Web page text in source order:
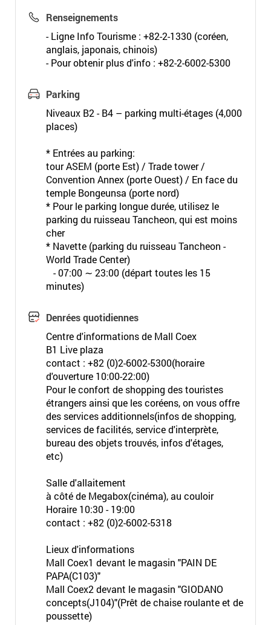
Renseignements
- Ligne Info Tourisme : +82-2-1330 (coréen,
anglais, japonais, chinois)
- Pour obtenir plus d'info : +82-2-6002-5300
Parking
Niveaux B2 - B4 – parking multi-étages (4,000
places)
* Entrées au parking:
tour ASEM (porte Est) / Trade tower /
Convention Annex (porte Ouest) / En face du
temple Bongeunsa (porte nord)
* Pour le parking longue durée, utilisez le
parking du ruisseau Tancheon, qui est moins
cher
* Navette (parking du ruisseau Tancheon -
World Trade Center)
- 07:00 ∼ 23:00 (départ toutes les 15
minutes)
Denrées quotidiennes
Centre d'informations de Mall Coex
B1 Live plaza
contact : +82 (0)2-6002-5300(horaire
d'ouverture 10:00-22:00)
Pour le confort de shopping des touristes
étrangers ainsi que les coréens, on vous offre
des services additionnels(infos de shopping,
services de facilités, service d'interprète,
bureau des objets trouvés, infos d'étages,
etc)
Salle d'allaitement
à côté de Megabox(cinéma), au couloir
Horaire 10:30 - 19:00
contact : +82 (0)2-6002-5318
Lieux d'informations
Mall Coex1 devant le magasin "PAIN DE
PAPA(C103)"
Mall Coex2 devant le magasin "GIODANO
concepts(J104)"(Prêt de chaise roulante et de
poussette)